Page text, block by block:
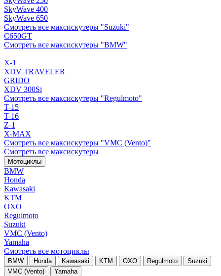
SkyWave 400
SkyWave 650
Смотреть все максискутеры "Suzuki"
C650GT
Смотреть все максискутеры "BMW"
X-1
XDV TRAVELER
GRIDO
XDV 300Si
Смотреть все максискутеры "Regulmoto"
T-15
T-16
Z-1
X-MAX
Смотреть все максискутеры "VMC (Vento)"
Смотреть все максискутеры
Мотоциклы
BMW
Honda
Kawasaki
KTM
OXO
Regulmoto
Suzuki
VMC (Vento)
Yamaha
Смотреть все мотоциклы
BMW Honda Kawasaki KTM OXO Regulmoto
Suzuki
VMC (Vento)
Yamaha